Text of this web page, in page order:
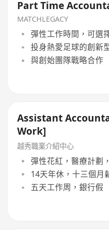
Part Time
MATCHLEGACY
彈性工作時間，可選
投身熱愛足球的創新
與創始團隊戰略合作
Assistant
Work]
越秀職業介紹中心
彈性花紅，醫療計劃
14天年休，十三個月
五天工作周，銀行假